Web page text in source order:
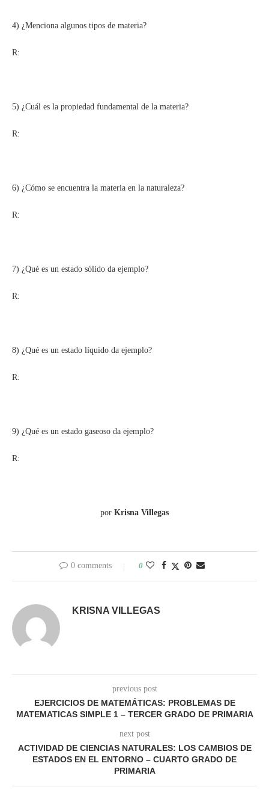
4) ¿Menciona algunos tipos de materia?
R:
5) ¿Cuál es la propiedad fundamental de la materia?
R:
6) ¿Cómo se encuentra la materia en la naturaleza?
R:
7) ¿Qué es un estado sólido da ejemplo?
R:
8) ¿Qué es un estado líquido da ejemplo?
R:
9) ¿Qué es un estado gaseoso da ejemplo?
R:
por Krisna Villegas
0 comments 0
KRISNA VILLEGAS
previous post
EJERCICIOS DE MATEMÁTICAS: PROBLEMAS DE
MATEMATICAS SIMPLE 1 – TERCER GRADO DE PRIMARIA
next post
ACTIVIDAD DE CIENCIAS NATURALES: LOS CAMBIOS DE
ESTADOS EN EL ENTORNO – CUARTO GRADO DE
PRIMARIA